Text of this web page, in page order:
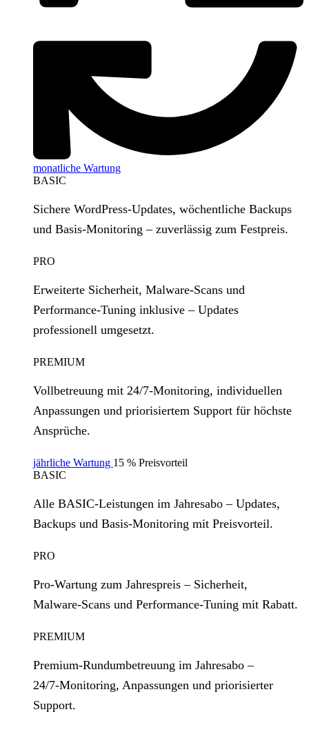
monatliche Wartung
BASIC
Sichere WordPress‑Updates, wöchentliche Backups
und Basis‑Monitoring – zuverlässig zum Festpreis.
PRO
Erweiterte Sicherheit, Malware‑Scans und
Performance‑Tuning inklusive – Updates
professionell umgesetzt.
PREMIUM
Vollbetreuung mit 24/7‑Monitoring, individuellen
Anpassungen und priorisiertem Support für höchste
Ansprüche.
jährliche Wartung 15 % Preisvorteil
BASIC
Alle BASIC‑Leistungen im Jahresabo – Updates,
Backups und Basis‑Monitoring mit Preisvorteil.
PRO
Pro‑Wartung zum Jahrespreis – Sicherheit,
Malware‑Scans und Performance‑Tuning mit Rabatt.
PREMIUM
Premium‑Rundumbetreuung im Jahresabo –
24/7‑Monitoring, Anpassungen und priorisierter
Support.